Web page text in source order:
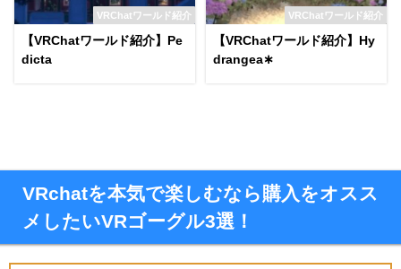
VRChatワールド紹介
【VRChatワールド紹介】Pe
dicta
VRChatワールド紹介
【VRChatワールド紹介】Hy
drangea∗
VRchatを本気で楽しむなら購入をオスス
メしたいVRゴーグル3選！